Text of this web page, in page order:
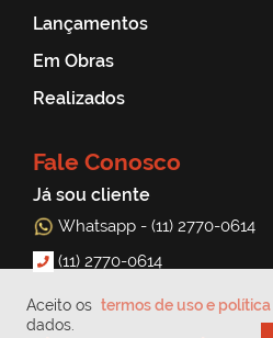
Lançamentos
Em Obras
Realizados
Fale Conosco
Já sou cliente
Whatsapp - (11) 2770-0614
(11) 2770-0614
Aceito os termos de uso e política
dados.